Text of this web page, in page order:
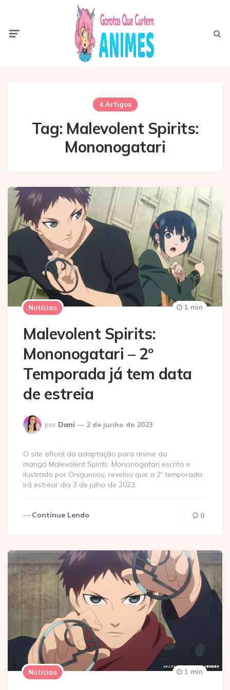
4 Artigos
Tag: Malevolent Spirits:
Mononogatari
Notícias
Malevolent Spirits:
Mononogatari – 2º
Temporada já tem data
de estreia
Postado
por
por Dani 2 de junho de 2023
1 min
O site oficial da adaptação para anime do
mangá Malevolent Spirits: Mononogatari escrito e
ilustrado por Onigunsou, revelou que a 2º temporada
irá estrear dia 3 de julho de 2023.
Continue Lendo 0
Notícias 1 min